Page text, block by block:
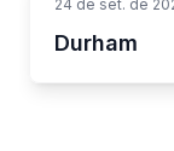
24 de set. de
Durham